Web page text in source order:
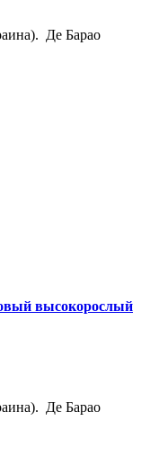
Де Барао
высокорослый
Де Барао